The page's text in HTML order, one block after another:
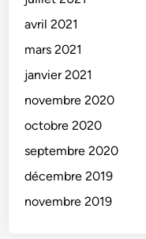
avril 2021
mars 2021
janvier 2021
novembre 2020
octobre 2020
septembre 2020
décembre 2019
novembre 2019